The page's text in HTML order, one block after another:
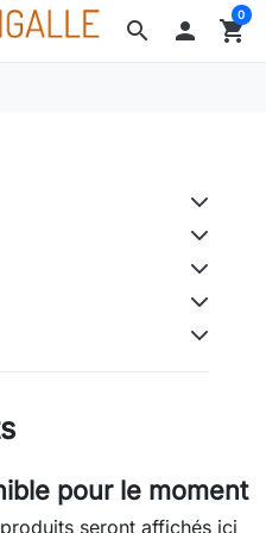
search  shopping_cart
0
pour le moment
seront affichés ici